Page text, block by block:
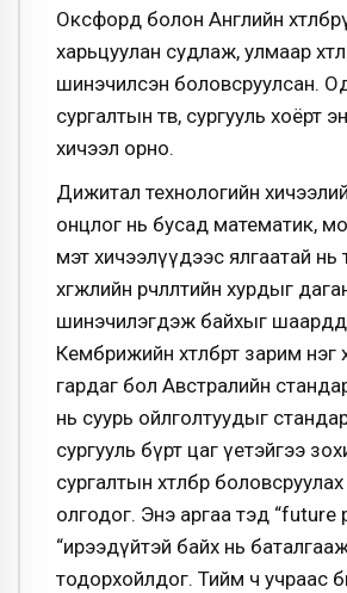
Оксфорд болон Английн
харьцуулан судлаж, улмаар
шинэчилсэн боловсруулсан.
сургалтын төв, сургууль хоёрт энэ
хичээл орно.
Дижитал технологийн хичээлийн
онцлог нь бусад математик,
мэт хичээлүүдээс ялгаатай нь
хөгжлийн өөрчлөлтийн хурдыг
шинэчилэгдэж байхыг
Кембрижийн хөтөлбөрт зарим
гардаг бол Австралийн
нь суурь ойлголтуудыг
сургууль бүрт цаг үетэйгээ
сургалтын хөтөлбөрөө боловсруулах
олгодог. Энэ аргаа тэд
“ирээдүйтэй байх нь
тодорхойлдог. Тийм ч учраас